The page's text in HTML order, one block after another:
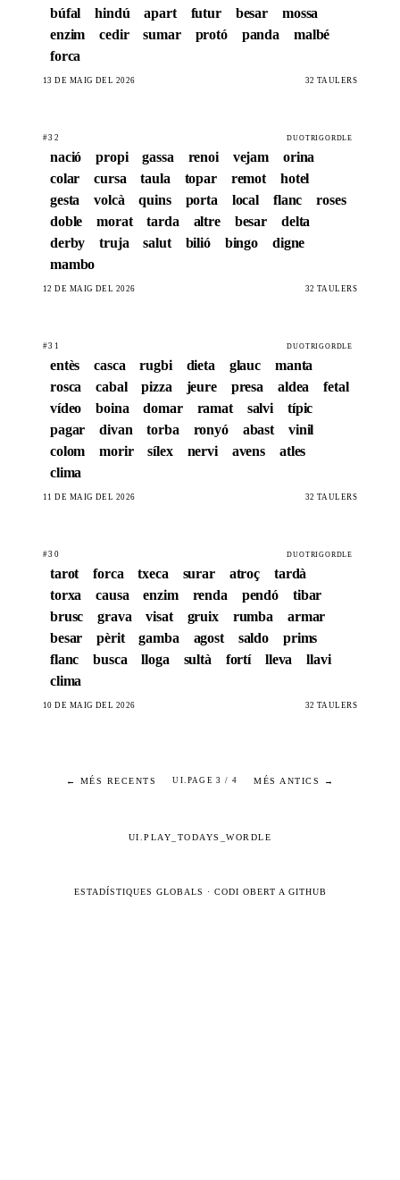
búfal
hindú apart futur besar
mossa
enzim
cedir sumar protó panda
malbé
forca
13 DE MAIG DEL 2026 32 TAULERS
#32 DUOTRIGORDLE
nació propi gassa renoi vejam
orina
colar
cursa taula topar remot
hotel
gesta
volcà quins porta local flanc
roses
doble
morat tarda altre besar
delta
derby
truja salut bilió bingo
digne
mambo
12 DE MAIG DEL 2026 32 TAULERS
#31 DUOTRIGORDLE
entès casca rugbi dieta glauc
manta
rosca
cabal pizza jeure presa aldea
fetal
vídeo
boina domar ramat salvi
típic
pagar
divan torba ronyó abast
vinil
colom
morir sílex nervi avens
atles
clima
11 DE MAIG DEL 2026 32 TAULERS
#30 DUOTRIGORDLE
tarot forca txeca surar atroç
tardà
torxa
causa enzim renda pendó
tibar
brusc
grava visat gruix rumba
armar
besar
pèrit gamba agost saldo
prims
flanc
busca lloga sultà fortí lleva
llavi
clima
10 DE MAIG DEL 2026 32 TAULERS
← MÉS RECENTS UI.PAGE 3 / 4 MÉS ANTICS →
UI.PLAY_TODAYS_WORDLE
ESTADÍSTIQUES GLOBALS · CODI OBERT A GITHUB